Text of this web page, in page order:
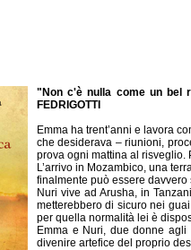
"Non c'è nulla come un bel
FEDRIGOTTI
Emma ha trent’anni e lavora
che desiderava – riunioni,
prova ogni mattina al risveglio.
L’arrivo in Mozambico, una
finalmente può essere davvero
Nuri vive ad Arusha, in
metterebbero di sicuro nei
per quella normalità lei è
Emma e Nuri, due donne
divenire artefice del proprio